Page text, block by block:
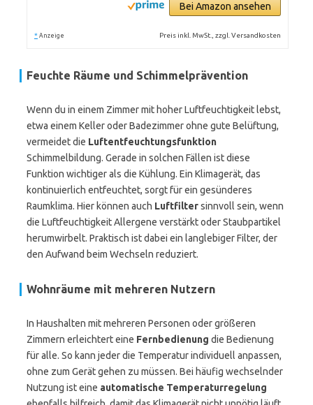
Bei Amazon ansehen
* Anzeige Preis inkl. MwSt., zzgl. Versandkosten
Feuchte Räume und Schimmelprävention
Wenn du in einem Zimmer mit hoher Luftfeuchtigkeit lebst,
etwa einem Keller oder Badezimmer ohne gute Belüftung,
vermeidet die Luftentfeuchtungsfunktion
Schimmelbildung. Gerade in solchen Fällen ist diese
Funktion wichtiger als die Kühlung. Ein Klimagerät, das
kontinuierlich entfeuchtet, sorgt für ein gesünderes
Raumklima. Hier können auch Luftfiltersinnvoll sein, wenn
die Luftfeuchtigkeit Allergene verstärkt oder Staubpartikel
herumwirbelt. Praktisch ist dabei ein langlebiger Filter, der
den Aufwand beim Wechseln reduziert.
Wohnräume mit mehreren Nutzern
In Haushalten mit mehreren Personen oder größeren
Zimmern erleichtert eine Fernbedienung die Bedienung
für alle. So kann jeder die Temperatur individuell anpassen,
ohne zum Gerät gehen zu müssen. Bei häufig wechselnder
Nutzung ist eine automatische Temperaturregelung